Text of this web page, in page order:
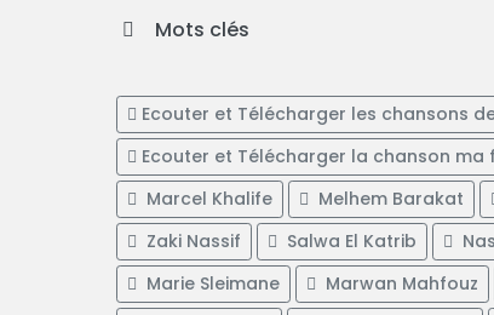
Mots clés
Ecouter et Télécharger les chansons de
Ecouter et Télécharger la chanson ma
Marcel Khalife
Melhem Barakat
Zaki Nassif
Salwa El Katrib
Marie Sleimane
Marwan Mahfouz